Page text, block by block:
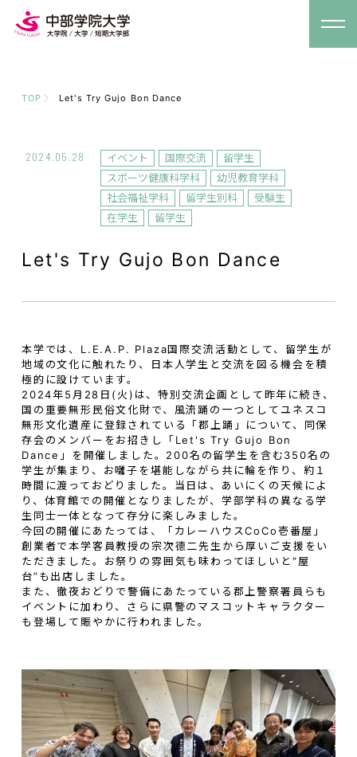
TOP Let's Try Gujo Bon Dance
2024.05.28 イベント 国際交流
留学生
スポーツ健康科学科
幼児教育学科
社会福祉学科
留学生別科
受験生
在学生
留学生
Let's Try Gujo Bon Dance
本学では、L.E.A.P. Plaza国際交流活動として、留学生が
地域の文化に触れたり、日本人学生と交流を図る機会を積
極的に設けています。
2024年5月28日(火)は、特別交流企画として昨年に続き、
国の重要無形民俗文化財で、風流踊の一つとしてユネスコ
無形文化遺産に登録されている「郡上踊」について、同保
存会のメンバーをお招きし「Let's Try Gujo Bon
Dance」を開催しました。200名の留学生を含む350名の
学生が集まり、お囃子を堪能しながら共に輪を作り、約１
時間に渡っておどりました。当日は、あいにくの天候によ
り、体育館での開催となりましたが、学部学科の異なる学
生同士一体となって存分に楽しみました。
今回の開催にあたっては、「カレーハウスCoCo壱番屋」
創業者で本学客員教授の宗次德二先生から厚いご支援をい
ただきました。お祭りの雰囲気も味わってほしいと“屋
台”も出店しました。
また、徹夜おどりで警備にあたっている郡上警察署員らも
イベントに加わり、さらに県警のマスコットキャラクター
も登場して賑やかに行われました。